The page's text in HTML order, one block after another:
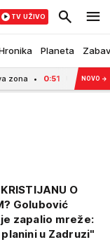
Planeta
TV UŽIVO
0:51 UHAPŠEN BAHATI
NOVO →
O
Golubović
zapalio mreže:
u Zadruzi"